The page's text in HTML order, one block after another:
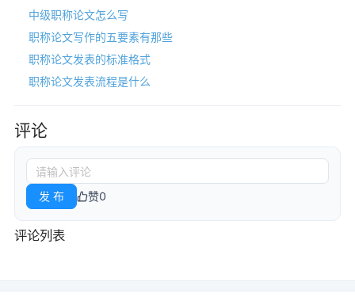
中级职称论文怎么写
职称论文写作的五要素有那些
职称论文发表的标准格式
职称论文发表流程是什么
评论
发 布 赞0
评论列表